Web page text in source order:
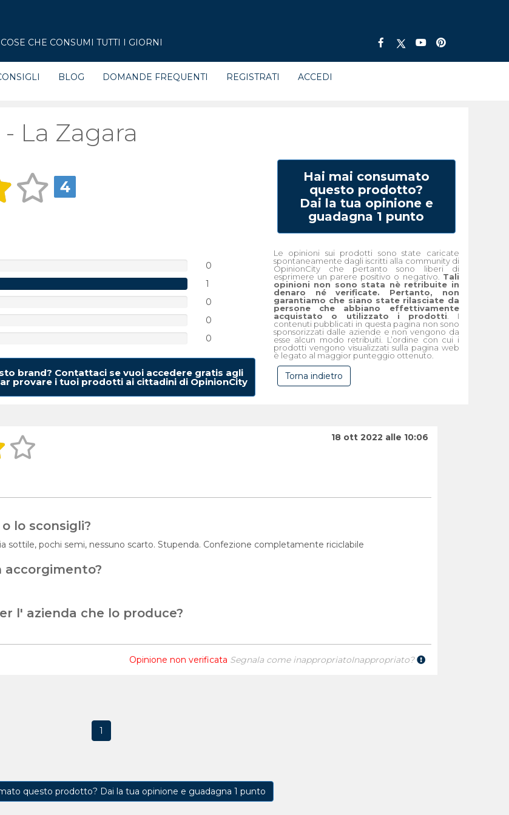
CHE CONSUMI TUTTI I GIORNI
BLOG DOMANDE FREQUENTI REGISTRATI ACCEDI
La Zagara
4
0
1
0
0
0
brand? Contattaci se vuoi accedere gratis agli
provare i tuoi prodotti ai cittadini di OpinionCity
Hai mai consumato
questo prodotto?
Dai la tua opinione e
guadagna 1 punto
Le opinioni sui prodotti sono state caricate
spontaneamente dagli iscritti alla community di
OpinionCity che pertanto sono liberi di
esprimere un parere positivo o negativo. Tali
opinioni non sono stata nè retribuite in
denaro né verificate. Pertanto, non
garantiamo che siano state rilasciate da
persone che abbiano effettivamente
acquistato o utilizzato i prodotti . I
contenuti pubblicati in questa pagina non sono
sponsorizzati dalle aziende e non vengono da
esse alcun modo retribuiti. L’ordine con cui i
prodotti vengono visualizzati sulla pagina web
è legato al maggior punteggio ottenuto.
Torna indietro
18 ott 2022 alle 10:06
lo sconsigli?
sottile, pochi semi, nessuno scarto. Stupenda. Confezione completamente riciclabile
accorgimento?
l' azienda che lo produce?
Opinione non verificata Segnala come inappropriatoInappropriato?
1
questo prodotto? Dai la tua opinione e guadagna 1 punto